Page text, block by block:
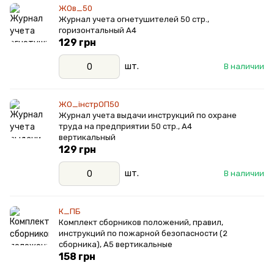
ЖОв_50
Журнал учета огнетушителей 50 стр.,
горизонтальный А4
В наличии
129 грн
шт.
ЖО_інстрОП50
Журнал учета выдачи инструкций по охране
труда на предприятии 50 стр., А4
вертикальный
В наличии
129 грн
шт.
К_ПБ
Комплект сборников положений, правил,
инструкций по пожарной безопасности (2
сборника), А5 вертикальные
158 грн